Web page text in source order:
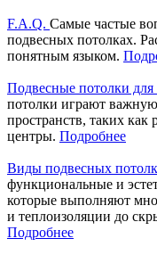
F.A.Q. Самые частые
подвесных потолках.
понятным языком.
Подвесные потолки
потолки играют
пространств, таких
центры. Подробнее
Виды подвесных
функциональные и
которые выполняют
и теплоизоляции до
Подробнее